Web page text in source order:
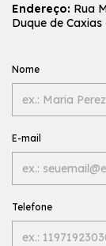
Endereço: Rua
Duque de
Nome
E-mail
Telefone